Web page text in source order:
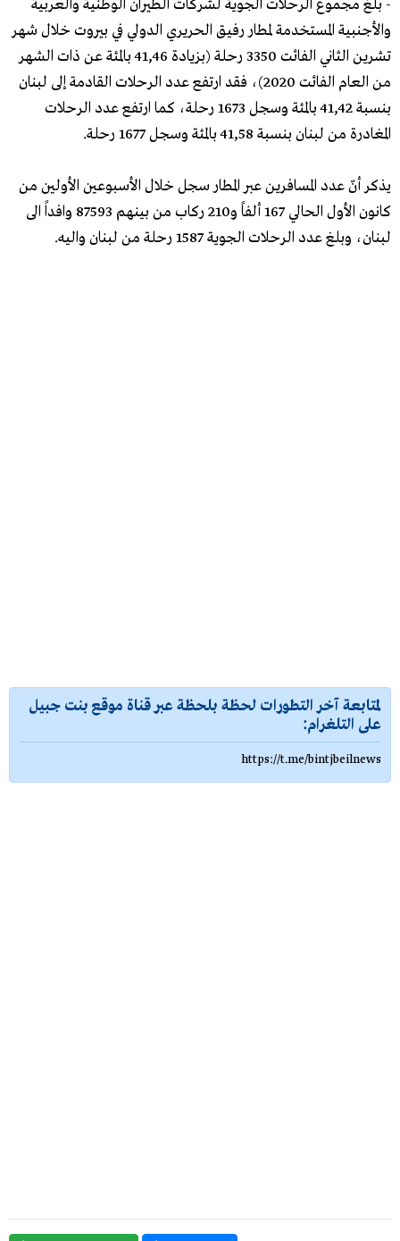
- بلغ مجموع الرحلات الجوية لشركات الطيران الوطنية والعربية
والأجنبية المستخدمة لمطار رفيق الحريري الدولي في بيروت خلال شهر
تشرين الثاني الفائت 3350 رحلة (بزيادة 41,46 بالمئة عن ذات الشهر
من العام الفائت 2020)، فقد ارتفع عدد الرحلات القادمة إلى لبنان
بنسبة 41,42 بالمئة وسجل 1673 رحلة، كما ارتفع عدد الرحلات
المغادرة من لبنان بنسبة 41,58 بالمئة وسجل 1677 رحلة.
يذكر أنّ عدد المسافرين عبر المطار سجل خلال الأسبوعين الأولين من
كانون الأول الحالي 167 ألفاً و210 ركاب من بينهم 87593 وافداً الى
لبنان، وبلغ عدد الرحلات الجوية 1587 رحلة من لبنان واليه.
لمتابعة آخر التطورات لحظة بلحظة عبر قناة موقع بنت جبيل
على التلغرام:
https://t.me/bintjbeilnews